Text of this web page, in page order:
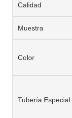
Calidad
Muestra
Color
Tubería Especial